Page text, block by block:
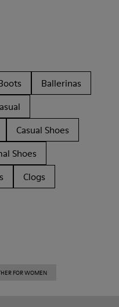
Ballerinas
Casual Shoes
Shoes
Clogs
FOR WOMEN